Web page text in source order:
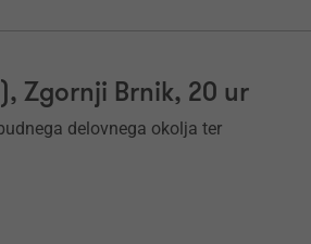
Zgornji Brnik, 20 ur
delovnega okolja ter